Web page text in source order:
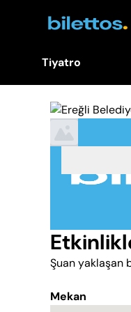
Tiyatro
Şuan yaklaşan
Mekan